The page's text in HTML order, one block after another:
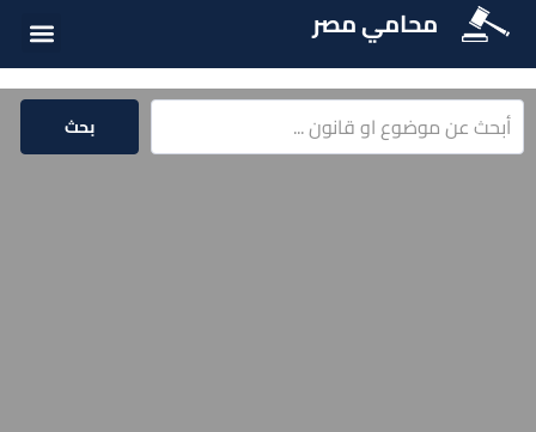
محامي مصر
بحث